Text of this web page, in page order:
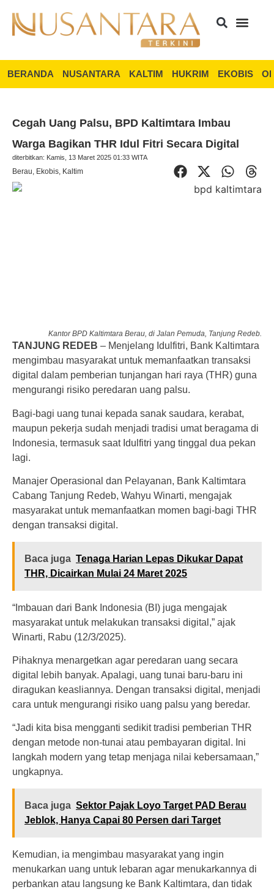
BERANDA NUSANTARA KALTIM HUKRIM EKOBIS
Cegah Uang Palsu, BPD Kaltimtara Imbau
Warga Bagikan THR Idul Fitri Secara Digital
diterbitkan: Kamis, 13 Maret 2025 01:33 WITA
Berau, Ekobis, Kaltim
Kantor BPD Kaltimtara Berau, di Jalan Pemuda, Tanjung Redeb.
TANJUNG REDEB – Menjelang Idulfitri, Bank Kaltimtara
mengimbau masyarakat untuk memanfaatkan transaksi
digital dalam pemberian tunjangan hari raya (THR) guna
mengurangi risiko peredaran uang palsu.
Bagi-bagi uang tunai kepada sanak saudara, kerabat,
maupun pekerja sudah menjadi tradisi umat beragama di
Indonesia, termasuk saat Idulfitri yang tinggal dua pekan
lagi.
Manajer Operasional dan Pelayanan, Bank Kaltimtara
Cabang Tanjung Redeb, Wahyu Winarti, mengajak
masyarakat untuk memanfaatkan momen bagi-bagi THR
dengan transaksi digital.
Baca juga Tenaga Harian Lepas Dikukar Dapat
THR, Dicairkan Mulai 24 Maret 2025
“Imbauan dari Bank Indonesia (BI) juga mengajak
masyarakat untuk melakukan transaksi digital,” ajak
Winarti, Rabu (12/3/2025).
Pihaknya menargetkan agar peredaran uang secara
digital lebih banyak. Apalagi, uang tunai baru-baru ini
diragukan keasliannya. Dengan transaksi digital, menjadi
cara untuk mengurangi risiko uang palsu yang beredar.
“Jadi kita bisa mengganti sedikit tradisi pemberian THR
dengan metode non-tunai atau pembayaran digital. Ini
langkah modern yang tetap menjaga nilai kebersamaan,”
ungkapnya.
Baca juga Sektor Pajak Loyo Target PAD Berau
Jeblok, Hanya Capai 80 Persen dari Target
Kemudian, ia mengimbau masyarakat yang ingin
menukarkan uang untuk lebaran agar menukarkannya di
perbankan atau langsung ke Bank Kaltimtara, dan tidak